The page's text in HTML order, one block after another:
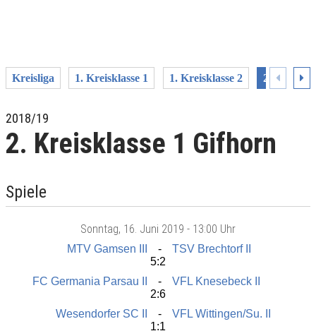
Kreisliga 1. Kreisklasse 1 1. Kreisklasse 2 2.
2018/19
2. Kreisklasse 1 Gifhorn
Spiele
Sonntag, 16. Juni 2019 - 13:00 Uhr
MTV Gamsen III
TSV Brechtorf II
5:2
FC Germania Parsau II
VFL Knesebeck II
2:6
Wesendorfer SC II
VFL Wittingen/Su. II
1:1